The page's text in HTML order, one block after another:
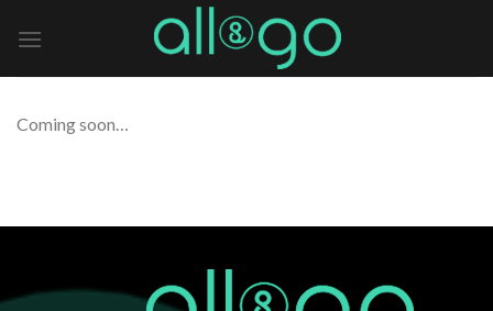
Coming soon…